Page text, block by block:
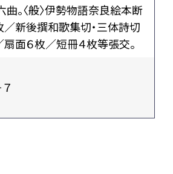
曲。〈般〉伊勢物語奈良絵本断
／新後撰和歌集切・三体詩切
扇面６枚／短冊４枚等張交。